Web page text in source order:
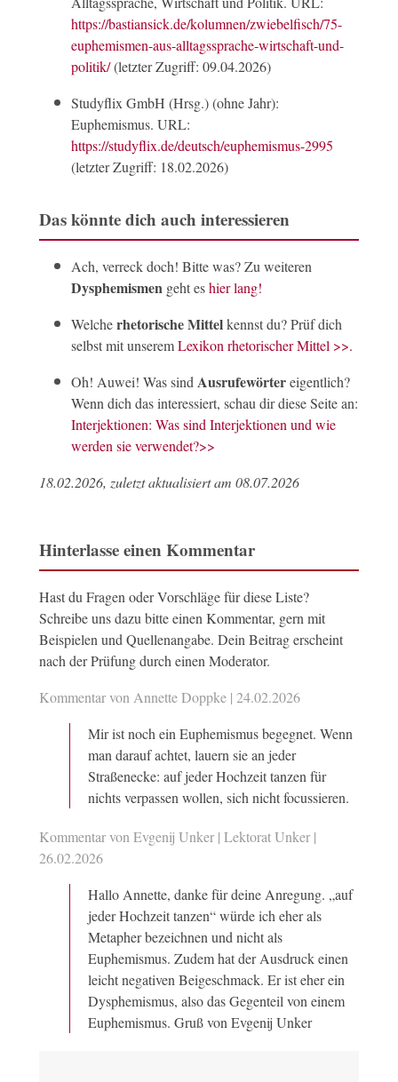
https://bastiansick.de/kolumnen/zwiebelfisch/75-
euphemismen-aus-alltagssprache-wirtschaft-und-
politik/(letzter Zugriff: 09.04.2026)
Studyflix GmbH (Hrsg.) (ohne Jahr):
Euphemismus. URL:
https://studyflix.de/deutsch/euphemismus-2995
(letzter Zugriff: 18.02.2026)
Das könnte dich auch interessieren
Ach, verreck doch! Bitte was? Zu weiteren
Dysphemismen geht eshier lang!
Welcherhetorische Mittelkennst du? Prüf dich
selbst mit unseremLexikon rhetorischer Mittel >>.
Oh! Auwei! Was sind Ausrufewörtereigentlich?
Wenn dich das interessiert, schau dir diese Seite an:
Interjektionen: Was sind Interjektionen und wie
werden sie verwendet?>>
18.02.2026, zuletzt aktualisiert am 08.07.2026
Hinterlasse einen Kommentar
Hast du Fragen oder Vorschläge für diese Liste?
Schreibe uns dazu bitte einen Kommentar, gern mit
Beispielen und Quellenangabe. Dein Beitrag erscheint
nach der Prüfung durch einen Moderator.
Kommentar von Annette Doppke | 24.02.2026
Mir ist noch ein Euphemismus begegnet. Wenn
man darauf achtet, lauern sie an jeder
Straßenecke: auf jeder Hochzeit tanzen für
nichts verpassen wollen, sich nicht focussieren.
Kommentar von Evgenij Unker | Lektorat Unker |
26.02.2026
Hallo Annette, danke für deine Anregung. „auf
jeder Hochzeit tanzen“ würde ich eher als
Metapher bezeichnen und nicht als
Euphemismus. Zudem hat der Ausdruck einen
leicht negativen Beigeschmack. Er ist eher ein
Dysphemismus, also das Gegenteil von einem
Euphemismus. Gruß von Evgenij Unker